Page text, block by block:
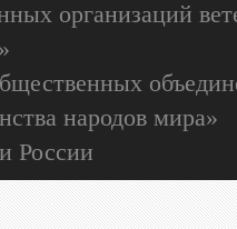
организаций
народов мира»
России